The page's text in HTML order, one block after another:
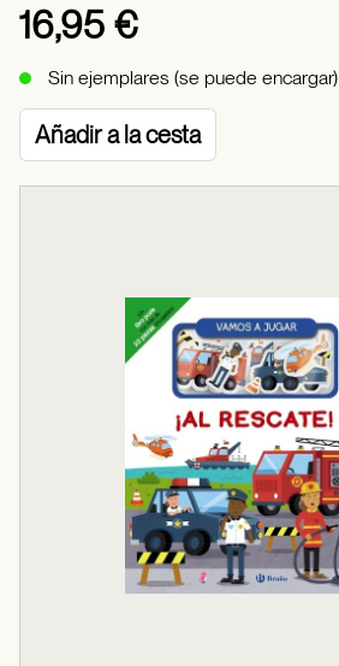
16,95 €
Sin ejemplares (se puede encargar)
Añadir a la cesta